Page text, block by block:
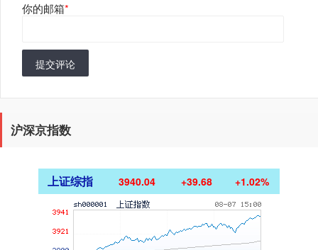
你的邮箱*
提交评论
沪深京指数
上证综指 3940.04 +39.68 +1.02%